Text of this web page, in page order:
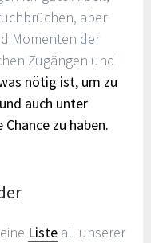
aber
Momenten der
Zugängen und
nötig ist, um zu
auch unter
zu haben.
Liste all unserer